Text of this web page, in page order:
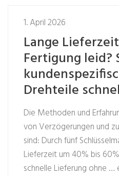
1. April 2026
Lange
Fertigung leid?
Drehteile
Die Methoden und
von Verzögerungen und
sind: Durch fünf
Lieferzeit um 40% bis
schnelle Lieferung ohne